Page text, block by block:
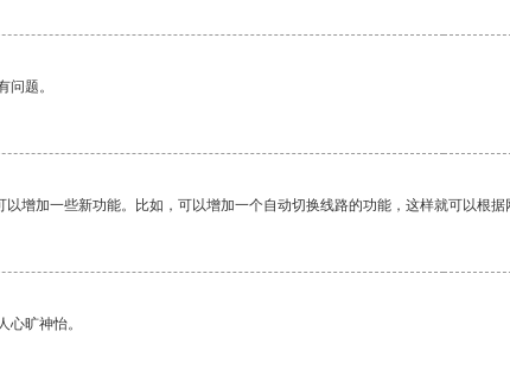
问题。
增加一些新功能。比如，可以增加一个自动切换线路的功能，这样就可以根
心旷神怡。